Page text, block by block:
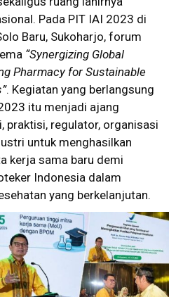
Pada PIT IAI 2023 di
Baru, Sukoharjo, forum
“Synergizing Global
Pharmacy for Sustainable
. Kegiatan yang berlangsung
itu menjadi ajang
praktisi, regulator, organisasi
untuk menghasilkan
kerja sama baru demi
Indonesia dalam
yang berkelanjutan.